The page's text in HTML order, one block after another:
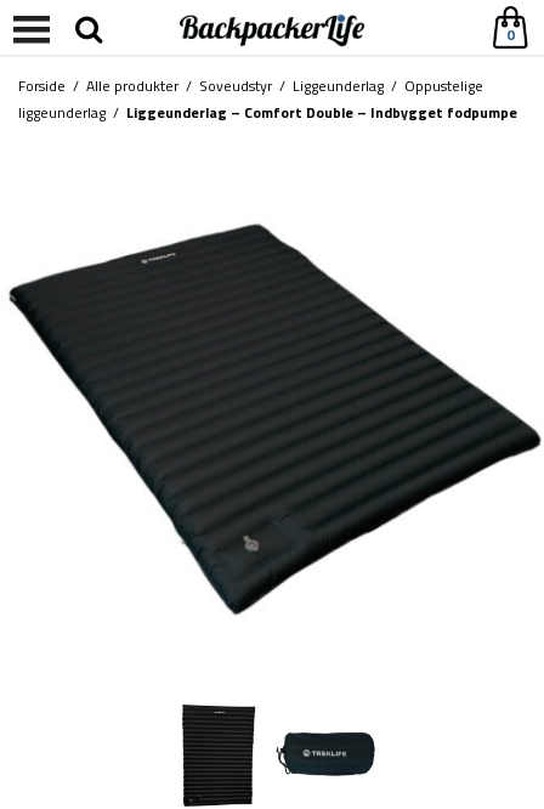
0
Forside / Alle produkter/ Soveudstyr/ Liggeunderlag / Oppustelige
liggeunderlag / Liggeunderlag – Comfort Double – Indbygget fodpumpe